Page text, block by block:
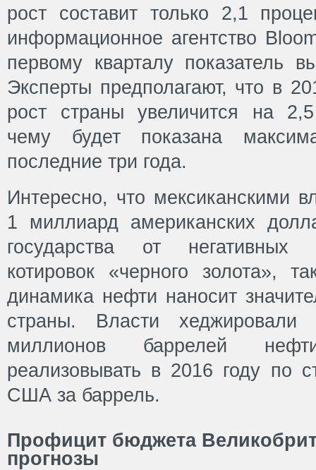
рост составит только 2,1
информационное агентство
первому кварталу показатель
Эксперты предполагают, что в
рост страны увеличится на
чему будет показана
последние три года.
Интересно, что мексиканскими
1 миллиард американских
государства от негативных
котировок «черного золота»,
динамика нефти наносит
страны. Власти
миллионов баррелей
реализовывать в 2016 году по
США за баррель.
Профицит бюджета
прогнозы